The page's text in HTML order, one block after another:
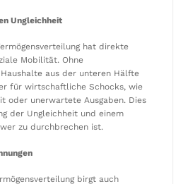
Ungleichheit
hat direkte
Mobilität. Ohne
aus der unteren Hälfte
für wirtschaftliche Schocks, wie
oder unerwartete Ausgaben. Dies
der Ungleichheit und einem
zu durchbrechen ist.
birgt auch